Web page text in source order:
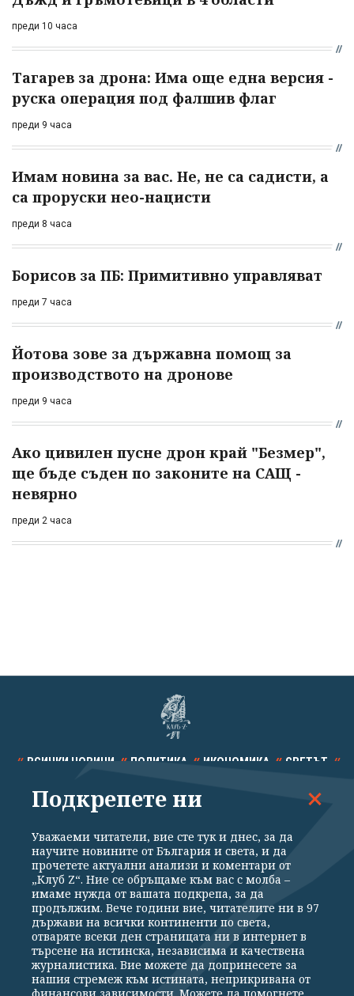
преди 10 часа
Тагарев за дрона: Има още една версия -
руска операция под фалшив флаг
преди 9 часа
Имам новина за вас. Не, не са садисти, а
са проруски нео-нацисти
преди 8 часа
Борисов за ПБ: Примитивно управляват
преди 7 часа
Йотова зове за държавна помощ за
производството на дронове
преди 9 часа
Ако цивилен пусне дрон край "Безмер",
ще бъде съден по законите на САЩ -
невярно
преди 2 часа
ВСИЧКИ НОВИНИ ПОЛИТИКА ИКОНОМИКА СВЕТЪТ
СПОРТ КУЛТУРА ТЕХНОЛОГИИ КАЛЕЙДОСКОП
Общи условия
Политика за поверителност
Реклама
Партньори Контакти
За Клуб Z
Екип
Подкрепете ни
Подкрепете ни
Уважаеми читатели, вие сте тук и днес, за да
научите новините от България и света, и да
прочетете актуални анализи и коментари от
„Клуб Z“. Ние се обръщаме към вас с молба –
имаме нужда от вашата подкрепа, за да
продължим. Вече години вие, читателите ни в 97
държави на всички континенти по света,
отваряте всеки ден страницата ни в интернет в
търсене на истинска, независима и качествена
журналистика. Вие можете да допринесете за
нашия стремеж към истината, неприкривана от